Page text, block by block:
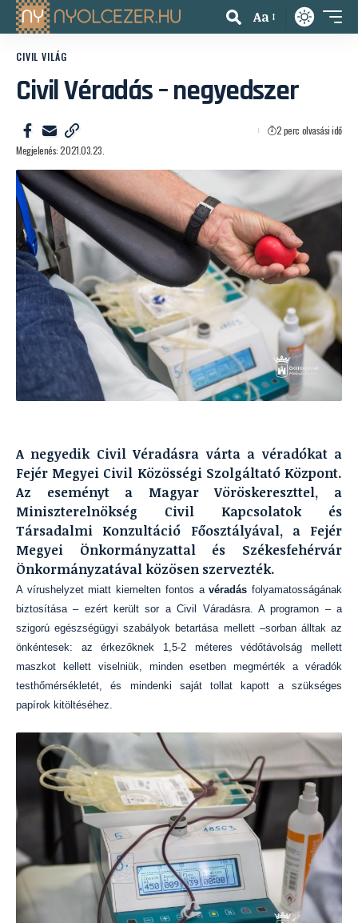
Aa
CIVIL VILÁG
Civil Véradás – negyedszer
Megjelenés: 2021.03.23.
2 perc olvasási idő
A negyedik Civil Véradásra várta a véradókat a
Fejér Megyei Civil Közösségi Szolgáltató Központ.
Az eseményt a Magyar Vöröskereszttel, a
Miniszterelnökség Civil Kapcsolatok és
Társadalmi Konzultáció Főosztályával, a Fejér
Megyei Önkormányzattal és Székesfehérvár
Önkormányzatával közösen szervezték.
A vírushelyzet miatt kiemelten fontos avéradás folyamatosságának
biztosítása – ezért került sor a Civil Váradásra. A programon – a
szigorú egészségügyi szabályok betartása mellett –sorban álltak az
önkéntesek: az érkezőknek 1,5-2 méteres védőtávolság mellett
maszkot kellett viselniük, minden esetben megmérték a véradók
testhőmérsékletét, és mindenki saját tollat kapott a szükséges
papírok kitöltéséhez.